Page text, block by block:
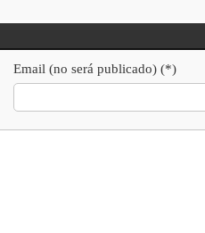
Email (no será publicado) (*)